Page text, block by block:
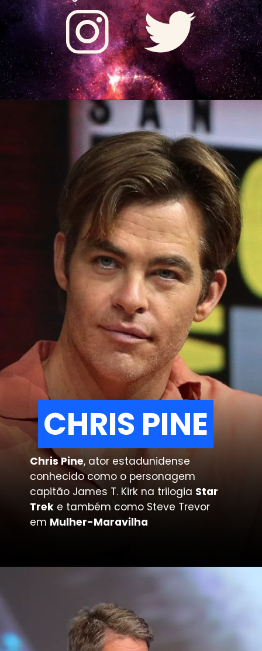
CHRIS PINE
CHRIS PINE
Chris Pine, ator estadunidense
conhecido como o personagem
capitão James T. Kirk na trilogia Star
Trek e também como Steve Trevor
em Mulher-Maravilha